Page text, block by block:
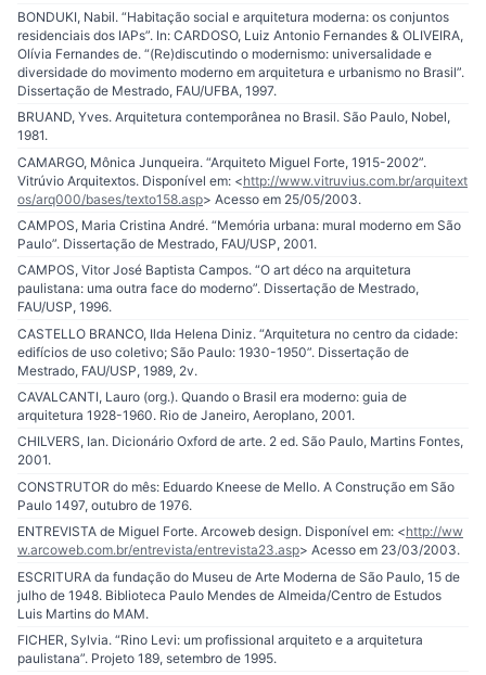
BONDUKI, Nabil. “Habitação social e arquitetura moderna: os conjuntos
residenciais dos IAPs”. In: CARDOSO, Luiz Antonio Fernandes & OLIVEIRA,
Olívia Fernandes de. “(Re)discutindo o modernismo: universalidade e
diversidade do movimento moderno em arquitetura e urbanismo no Brasil”.
Dissertação de Mestrado, FAU/UFBA, 1997.
BRUAND, Yves. Arquitetura contemporânea no Brasil. São Paulo, Nobel,
1981.
CAMARGO, Mônica Junqueira. “Arquiteto Miguel Forte, 1915-2002”.
Vitrúvio Arquitextos. Disponível em: <http://www.vitruvius.com.br/arquitext
os/arq000/bases/texto158.asp> Acesso em 25/05/2003.
CAMPOS, Maria Cristina André. “Memória urbana: mural moderno em São
Paulo”. Dissertação de Mestrado, FAU/USP, 2001.
CAMPOS, Vitor José Baptista Campos. “O art déco na arquitetura
paulistana: uma outra face do moderno”. Dissertação de Mestrado,
FAU/USP, 1996.
CASTELLO BRANCO, Ilda Helena Diniz. “Arquitetura no centro da cidade:
edifícios de uso coletivo; São Paulo: 1930-1950”. Dissertação de
Mestrado, FAU/USP, 1989, 2v.
CAVALCANTI, Lauro (org.). Quando o Brasil era moderno: guia de
arquitetura 1928-1960. Rio de Janeiro, Aeroplano, 2001.
CHILVERS, Ian. Dicionário Oxford de arte. 2 ed. São Paulo, Martins Fontes,
2001.
CONSTRUTOR do mês: Eduardo Kneese de Mello. A Construção em São
Paulo 1497, outubro de 1976.
ENTREVISTA de Miguel Forte. Arcoweb design. Disponível em: <http://ww
w.arcoweb.com.br/entrevista/entrevista23.asp> Acesso em 23/03/2003.
ESCRITURA da fundação do Museu de Arte Moderna de São Paulo, 15 de
julho de 1948. Biblioteca Paulo Mendes de Almeida/Centro de Estudos
Luis Martins do MAM.
FICHER, Sylvia. “Rino Levi: um profissional arquiteto e a arquitetura
paulistana”. Projeto 189, setembro de 1995.